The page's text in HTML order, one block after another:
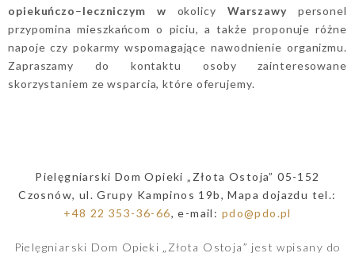
opiekuńczo–leczniczym w okolicy Warszawypersonel
przypomina mieszkańcom o piciu, a także proponuje różne
napoje czy pokarmy wspomagające nawodnienie organizmu.
Zapraszamy do kontaktu osoby zainteresowane
skorzystaniem ze wsparcia, które oferujemy.
Pielęgniarski Dom Opieki „Złota Ostoja” 05-152
Czosnów, ul. Grupy Kampinos 19b, Mapa dojazdu tel.:
+48 22 353-36-66, e-mail: pdo@pdo.pl
Pielęgniarski Dom Opieki „Złota Ostoja” jest wpisany do